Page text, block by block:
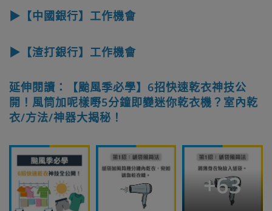
▶【中國銀行】工作機會
▶【渣打銀行】工作機會
延伸閱讀：【颱風季必學】6招快速乾衣神技公
開！風筒加呢樣嘢5分鐘即變迷你乾衣機？室內乾
衣/方法/神器大揭秘！
+63